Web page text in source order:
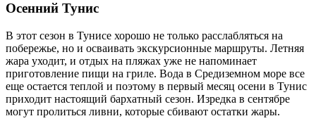
Осенний Тунис
В этот сезон в Тунисе хорошо не только расслабляться на
побережье, но и осваивать экскурсионные маршруты. Летняя
жара уходит, и отдых на пляжах уже не напоминает
приготовление пищи на гриле. Вода в Средиземном море все
еще остается теплой и поэтому в первый месяц осени в Тунис
приходит настоящий бархатный сезон. Изредка в сентябре
могут пролиться ливни, которые сбивают остатки жары.